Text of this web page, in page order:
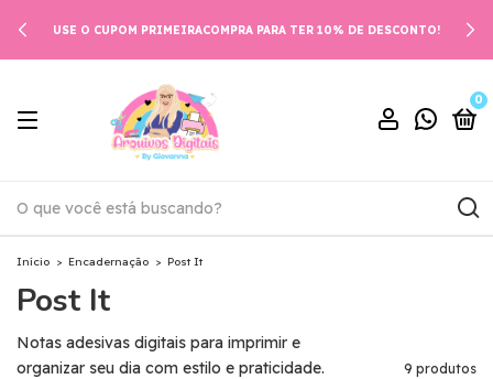
USE O CUPOM PRIMEIRACOMPRA PARA TER 10% DE DESCONTO!
0
Início > Encadernação > Post It
Post It
Notas adesivas digitais para imprimir e
organizar seu dia com estilo e praticidade.
9 produtos